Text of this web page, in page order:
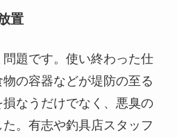
置
題です。使い終わった仕
の容器などが堤防の至る
なうだけでなく、悪臭の
。有志や釣具店スタッフ